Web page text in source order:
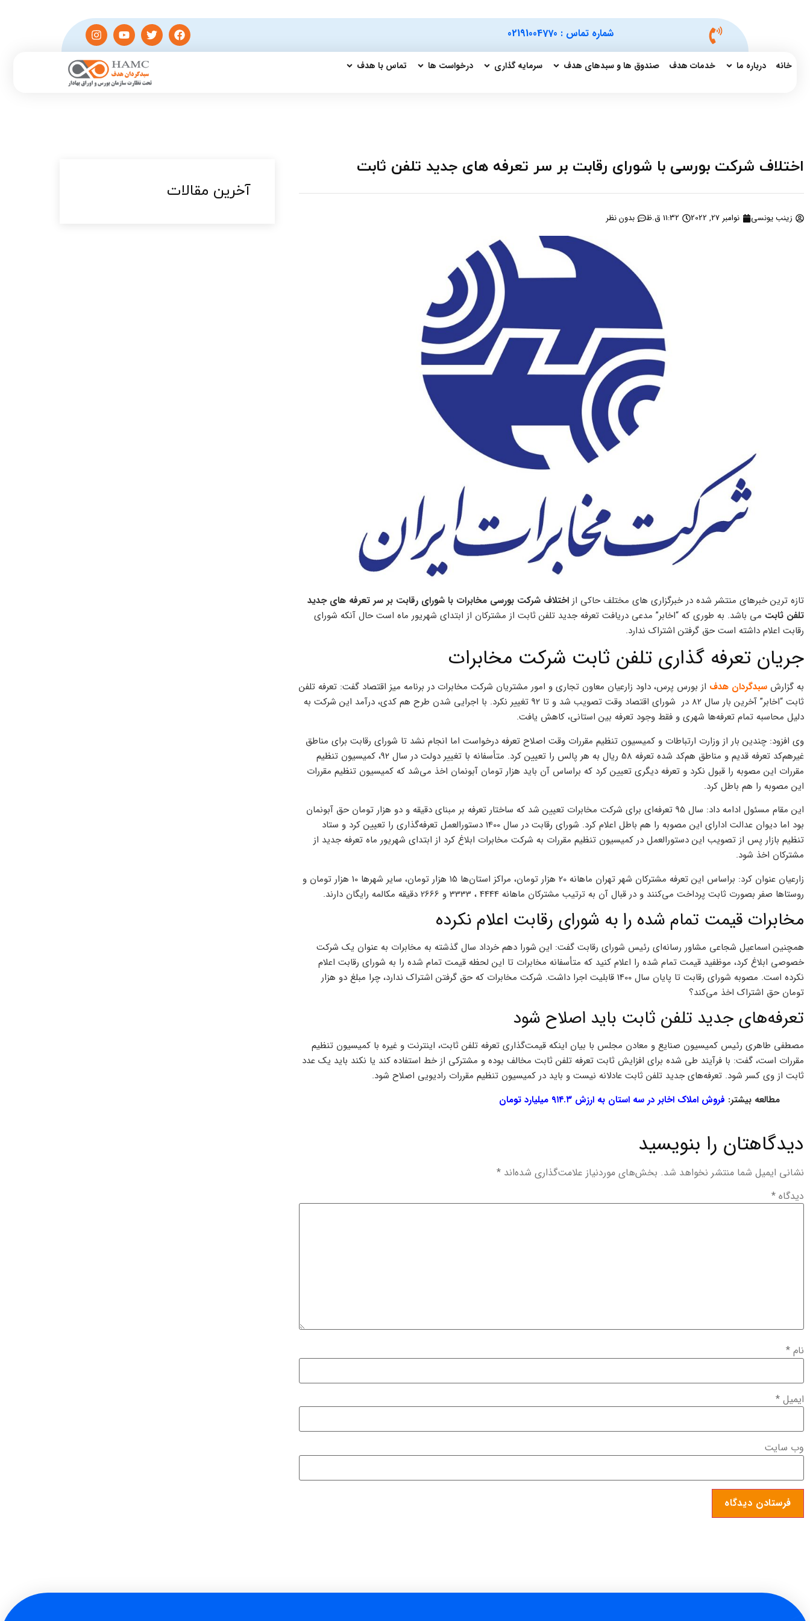
شماره تماس : 02191004770
خانه درباره ما خدمات هدف صندوق ها و سبدهای هدف سرمایه گذاری درخواست ها تماس با هدف
اختلاف شرکت بورسی با شورای رقابت بر سر تعرفه های جدید تلفن ثابت
زینب یونسی نوامبر 27, 2022 11:32 ق.ظ بدون نظر
تازه ترین خبرهای منتشر شده در خبرگزاری های مختلف حاکی از اختلاف شرکت بورسی مخابرات با شورای رقابت بر سر تعرفه های جدید
تلفن ثابت می باشد. به طوری که “اخابر” مدعی دریافت تعرفه جدید تلفن ثابت از مشترکان از ابتدای شهریور ماه است حال آنکه شورای
رقابت اعلام داشته است حق گرفتن اشتراک ندارد.
جریان تعرفه گذاری تلفن ثابت شرکت مخابرات
به گزارش سبدگردان هدف از بورس پرس، داود زارعیان معاون تجاری و امور مشتریان شرکت مخابرات در برنامه میز اقتصاد گفت: تعرفه تلفن
ثابت “اخابر” آخرین بار سال 82 در شورای اقتصاد وقت تصویب شد و تا 92 تغییر نکرد. با اجرایی شدن طرح هم کدی، درآمد این شرکت به
دلیل محاسبه تمام تعرفه‌ها شهری و فقط وجود تعرفه بین استانی، کاهش یافت.
وی افزود: چندین بار از وزارت ارتباطات و کمیسیون تنظیم مقررات وقت اصلاح تعرفه درخواست اما انجام نشد تا شورای رقابت برای مناطق
غیرهم‌کد تعرفه‌ قدیم و مناطق هم‌کد شده تعرفه 58 ریال به هر پالس را تعیین کرد. متأسفانه با تغییر دولت در سال 92، کمیسیون تنظیم
مقررات این مصوبه را قبول نکرد و تعرفه‌ دیگری تعیین کرد که براساس آن باید هزار تومان آبونمان اخذ می‌شد که کمیسیون تنظیم مقررات
این مصوبه را هم باطل کرد.
این مقام مسئول ادامه داد: سال 95 تعرفه‌ای برای شرکت مخابرات تعیین شد که ساختار تعرفه بر مبنای دقیقه و دو هزار تومان حق آبونمان
بود اما دیوان عدالت ادارای این مصوبه را هم باطل اعلام کرد. شورای رقابت در سال 1400 دستورالعمل تعرفه‌گذاری را تعیین کرد و ستاد
تنظیم بازار پس از تصویب این دستورالعمل در کمیسیون تنظیم مقررات به شرکت مخابرات ابلاغ کرد از ابتدای شهریور ماه تعرفه جدید از
مشترکان اخذ شود.
زارعیان عنوان کرد: براساس این تعرفه مشترکان شهر تهران ماهانه 20 هزار تومان، مراکز استان‌ها 15 هزار تومان، سایر شهر‌ها 10 هزار تومان و
روستا‌ها صفر بصورت ثابت پرداخت می‌کنند و در قبال آن به ترتیب مشترکان ماهانه 4444 ، 3333 و 2666 دقیقه مکالمه رایگان دارند.
مخابرات قیمت تمام شده را به شورای رقابت اعلام نکرده
همچنین اسماعیل شجاعی مشاور رسانه‌ای رئیس شورای رقابت گفت: این شورا دهم خرداد سال گذشته به مخابرات به عنوان یک شرکت
خصوصی ابلاغ کرد، موظفید قیمت تمام شده را اعلام کنید که متأسفانه مخابرات تا این لحظه قیمت تمام شده را به شورای رقابت اعلام
نکرده است. مصوبه شورای رقابت تا پایان سال 1400 قابلیت اجرا داشت. شرکت مخابرات که حق گرفتن اشتراک ندارد، چرا مبلغ دو هزار
تومان حق اشتراک اخذ می‌کند؟
تعرفه‌های جدید تلفن ثابت باید اصلاح شود
مصطفی طاهری رئیس کمیسیون صنایع و معادن مجلس با بیان اینکه قیمت‌گذاری تعرفه تلفن ثابت، اینترنت و غیره با کمیسیون تنظیم
مقررات است، گفت: با فرآیند طی شده برای افزایش ثابت تعرفه تلفن ثابت مخالف بوده و مشترکی از خط استفاده کند یا نکند باید یک عدد
ثابت از وی کسر شود. تعرفه‌های جدید تلفن ثابت عادلانه نیست و باید در کمیسیون تنظیم مقررات رادیویی اصلاح شود.
مطالعه بیشتر: فروش املاک اخابر در سه استان به ارزش ۹۱۴.۳ میلیارد تومان
دیدگاهتان را بنویسید
نشانی ایمیل شما منتشر نخواهد شد. بخش‌های موردنیاز علامت‌گذاری شده‌اند *
دیدگاه *
نام *
ایمیل *
وب‌ سایت
آخرین مقالات​